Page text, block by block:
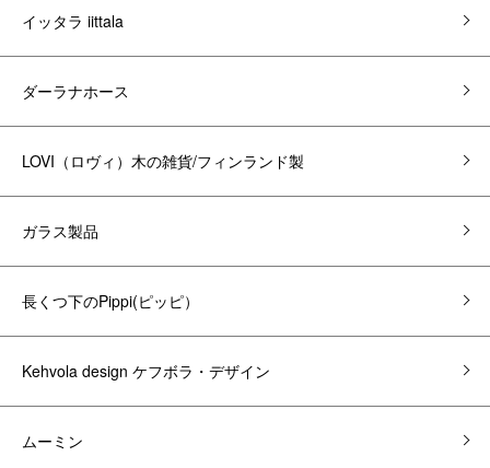
イッタラ iittala
ダーラナホース
LOVI（ロヴィ）木の雑貨/フィンランド製
ガラス製品
長くつ下のPippi(ピッピ）
Kehvola design ケフボラ・デザイン
ムーミン